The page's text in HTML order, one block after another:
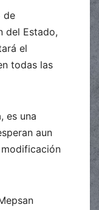
de
del Estado,
el
todas las
es una
aun